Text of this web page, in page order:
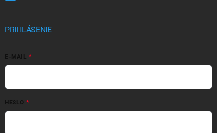
PRIHLÁSENIE
E-MAIL
HESLO